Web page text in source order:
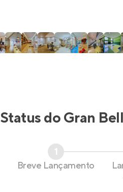
Status doGran
1
Breve Lançamento